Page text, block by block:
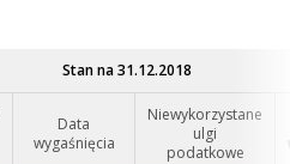
Stan na 31.12.2018
Data
wygaśnięcia
Niewykorzystane
ulgi
podatkowe